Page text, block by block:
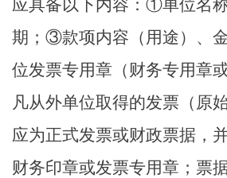
应具备以下内容： ①单位名
期；③款项内容（用途）、
位发票专用章（财务专用章
凡从外单位取得的发票（原
应为正式发票或财政票据，
财务印章或发票专用章；票